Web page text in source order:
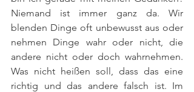
Niemand ist immer ganz da. Wir
blenden Dinge oft unbewusst aus oder
nehmen Dinge wahr oder nicht, die
andere nicht oder doch wahrnehmen.
Was nicht heißen soll, dass das eine
richtig und das andere falsch ist. Im